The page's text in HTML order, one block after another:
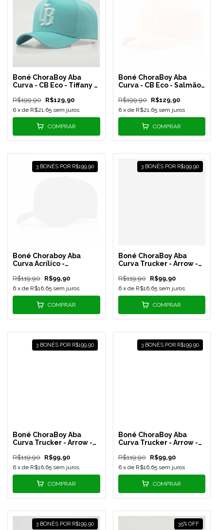
Boné ChoraBoy Aba
Curva - CB Eco - Tiffany -
R$199,90 R$129,90
6 x de R$21,65 sem juros
COMPRAR
Boné ChoraBoy Aba
Curva - CB Eco - Salmão -
R$199,90 R$129,90
6 x de R$21,65 sem juros
COMPRAR
3 BONÉS POR R$199,90
Boné Choraboy Aba
Curva Acrílico -
REF 67
R$119,90 R$99,90
6 x de R$16,65 sem juros
COMPRAR
3 BONÉS POR R$199,90
Boné ChoraBoy Aba
Curva Trucker - Arrow -
R$119,90 R$99,90
6 x de R$16,65 sem juros
COMPRAR
3 BONÉS POR R$199,90
Boné ChoraBoy Aba
Curva Trucker - Arrow -
REF 65
R$119,90 R$99,90
6 x de R$16,65 sem juros
COMPRAR
3 BONÉS POR R$199,90
Boné ChoraBoy Aba
Curva Trucker - Arrow -
R$119,90 R$99,90
6 x de R$16,65 sem juros
COMPRAR
3 BONÉS POR R$199,90 35% OFF